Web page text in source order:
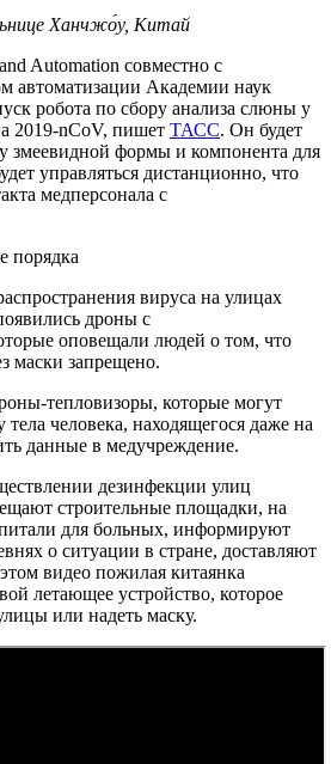
Ханчжо́у, Китай
Automation совместно с
автоматизации Академии наук
робота по сбору анализа слюны у
2019-nCoV, пишет ТАСС. Он будет
змеевидной формы и компонента для
управляться дистанционно, что
медперсонала с
порядка
вируса на улицах
дроны с
оповещали людей о том, что
маски запрещено.
тепловизоры, которые могут
тела человека, находящегося даже на
данные в медучреждение.
дезинфекции улиц
строительные площадки, на
для больных, информируют
о ситуации в стране, доставляют
видео пожилая китаянка
летающее устройство, которое
или надеть маску.